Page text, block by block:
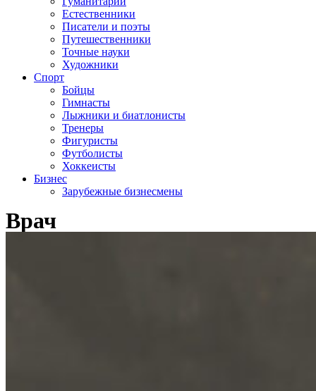
Естественники
Писатели и поэты
Путешественники
Точные науки
Художники
Спорт
Бойцы
Гимнасты
Лыжники и биатлонисты
Тренеры
Фигуристы
Футболисты
Хоккеисты
Бизнес
Зарубежные бизнесмены
Врач